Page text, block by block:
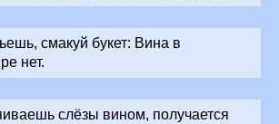
смакуй букет: Вина в
нет.
слёзы вином, получается